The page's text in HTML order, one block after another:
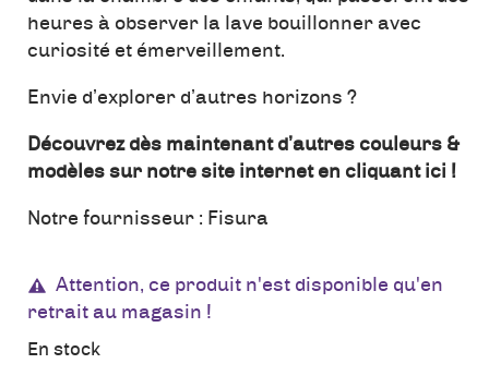
heures à observer la lave bouillonner avec
curiosité et émerveillement.
Envie d’explorer d’autres horizons ?
Découvrez dès maintenant d’autres couleurs &
modèles sur notre site internet en cliquant ici !
Notre fournisseur : Fisura
Attention, ce produit n'est disponible qu'en
retrait au magasin !
En stock